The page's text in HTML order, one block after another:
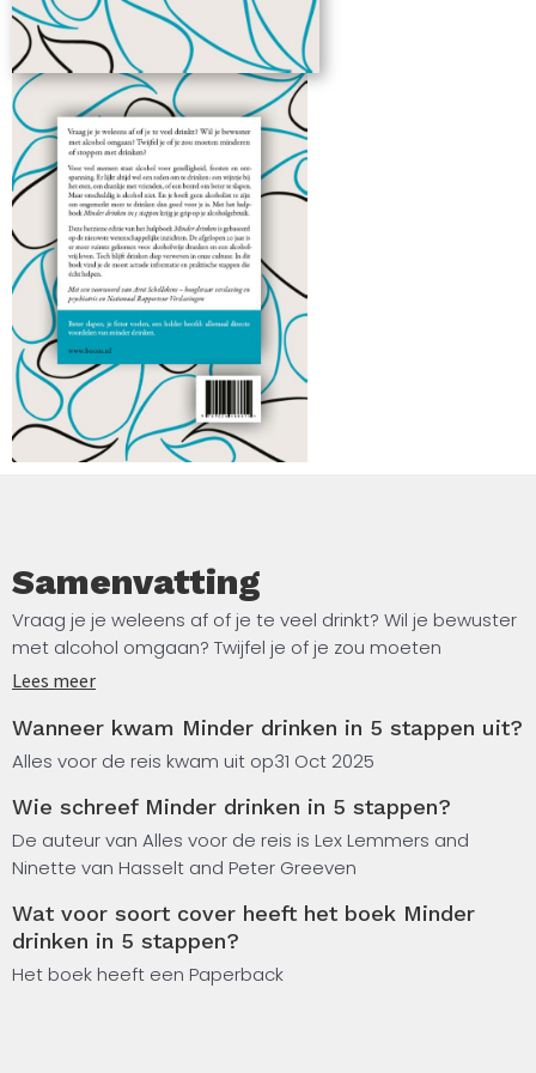
hoogleraar verslaving en psychiatrie en Nationaal
Rapporteur Verslavingen.
Samenvatting
Vraag je je weleens af of je te veel drinkt? Wil je bewuster
met alcohol omgaan? Twijfel je of je zou moeten
minderen of stoppen met drinken?
Voor veel mensen staat alcohol voor gezelligheid,
feesten en ontspanning. Er lijkt altijd wel een reden om te
of een borrel om beter te slapen. Maar onschuldig is
alcohol niet.
ongemerkt meer te drinken dan goed voor je is. Met het
hulpboek Minder drinken in 5 stappen krijg je grip op je
alcoholgebruik. Beter slapen, je fitter voelen, een helder
Lees meer
Wanneer kwam Minder drinken in 5 stappen uit?
Alles voor de reis kwam uit op31 Oct 2025
Wie schreef Minder drinken in 5 stappen?
De auteur van Alles voor de reis is Lex Lemmers and
Ninette van Hasselt and Peter Greeven
Wat voor soort cover heeft het boek Minder
drinken in 5 stappen?
Het boek heeft een Paperback